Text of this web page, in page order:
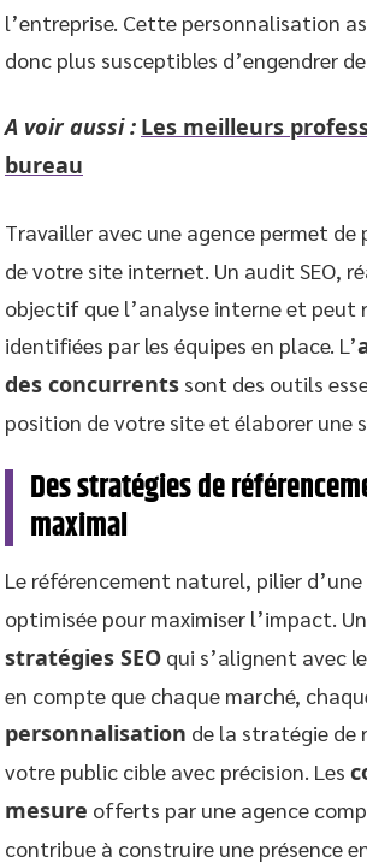
l’entreprise. Cette personnalisation
donc plus susceptibles d’engendrer
A voir aussi : Les meilleurs
bureau
Travailler avec une agence permet de
de votre site internet. Un audit SEO,
objectif que l’analyse interne et peut
identifiées par les équipes en place. L’
des concurrents sont des outils
position de votre site et élaborer
Des stratégies de
maximal
Le référencement naturel, pilier d’une
optimisée pour maximiser l’impact.
stratégies SEO qui s’alignent avec
en compte que chaque marché,
personnalisation de la stratégie de
votre public cible avec précision. Les
mesure offerts par une agence
contribue à construire une présence